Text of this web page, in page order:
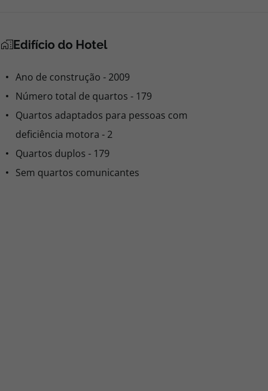
Edifício do Hotel
Ano de construção - 2009
Número total de quartos - 179
Quartos adaptados para pessoas com
deficiência motora - 2
Quartos duplos - 179
Sem quartos comunicantes